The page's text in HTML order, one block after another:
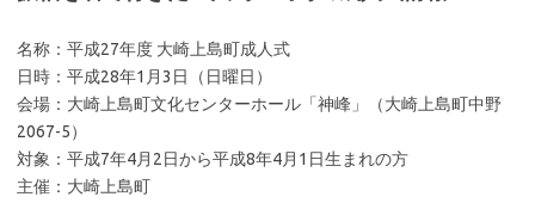
名称：平成27年度 大崎上島町成人式
日時：平成28年1月3日（日曜日）
会場：大崎上島町文化センターホール「神峰」（大崎上島町中野
2067-5）
対象：平成7年4月2日から平成8年4月1日生まれの方
主催：大崎上島町